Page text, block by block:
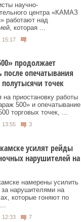
научно-
центра «КАМАЗ
работают над
которая ...
15:17
продолжает
после опечатывания
точек
на приостановку работы
500» и опечатывание
торговых точек, ...
13:55 3
усилят рейды
нарушителей на
намерены усилить
за нарушителями на
которые гоняют по
12:33 7